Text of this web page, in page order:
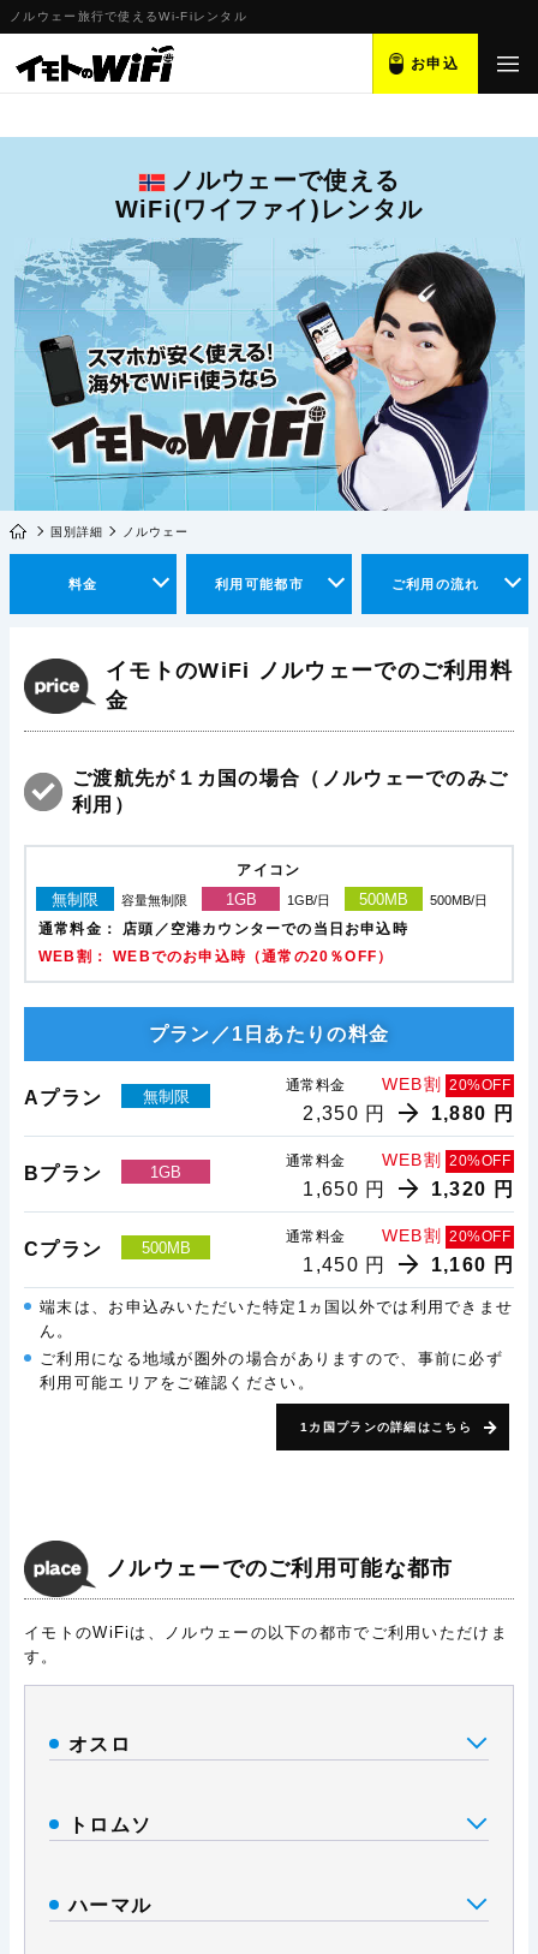
ノルウェー旅行で使えるWi-Fiレンタル
お申込
ノルウェーで使える
WiFi(ワイファイ)レンタル
国別詳細 ノルウェー
料金 利用可能都市 ご利用の流れ
イモトのWiFi ノルウェーでのご利用料
金
ご渡航先が１カ国の場合（ノルウェーでのみご
利用）
アイコン
無制限 容量無制限 1GB 1GB/日 500MB 500MB/日
通常料金：
店頭／空港カウンターでの当日お申込時
WEB割： WEBでのお申込時（通常の20％OFF）
プラン／1日あたりの料金
Aプラン 無制限
通常料金 WEB割 20%OFF
2,350 円 1,880 円
Bプラン 1GB
通常料金 WEB割 20%OFF
1,650 円 1,320 円
Cプラン 500MB
通常料金 WEB割 20%OFF
1,450 円 1,160 円
端末は、お申込みいただいた特定1ヵ国以外では利用できませ
ん。
ご利用になる地域が圏外の場合がありますので、事前に必ず
利用可能エリアをご確認ください。
1カ国プランの詳細はこちら
ノルウェーでのご利用可能な都市
イモトのWiFiは、ノルウェーの以下の都市でご利用いただけま
す。
オスロ
トロムソ
ハーマル